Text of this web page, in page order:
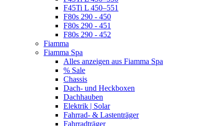
F45Ti L 450–551
F80s 290 - 450
F80s 290 - 451
F80s 290 - 452
Fiamma
Fiamma Spa
Alles anzeigen aus Fiamma Spa
% Sale
Chassis
Dach- und Heckboxen
Dachhauben
Elektrik | Solar
Fahrrad- & Lastenträger
Fahrradträger